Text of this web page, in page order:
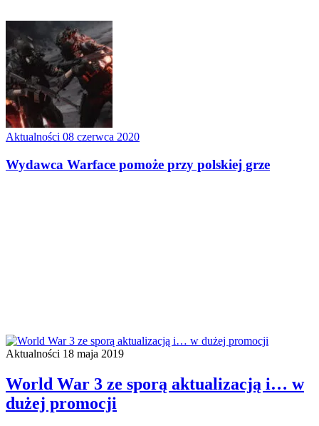
Aktualności 08 czerwca 2020
Wydawca Warface pomoże przy polskiej grze
Aktualności 18 maja 2019
World War 3 ze sporą aktualizacją i… w
dużej promocji